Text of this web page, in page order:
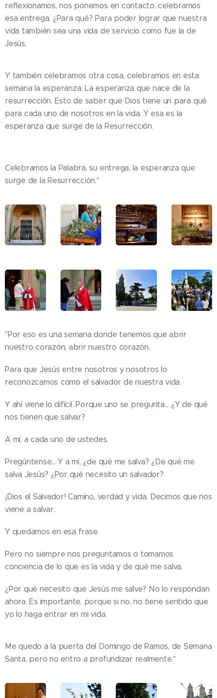
reflexionamos, nos ponemos en contacto, celebramos
esa entrega. ¿Para qué? Para poder lograr que nuestra
vida también sea una vida de servicio como fue la de
Jesús.
Y también celebramos otra cosa, celebramos en esta
semana la esperanza. La esperanza que nace de la
resurrección. Esto de saber que Dios tiene un para qué
para cada uno de nosotros en la vida. Y esa es la
esperanza que surge de la Resurrección.
Celebramos la Palabra, su entrega, la esperanza que
surge de la Resurrección."
"Por eso es una semana donde tenemos que abrir
nuestro corazón, abrir nuestro corazón.
Para que Jesús entre nosotros y nosotros lo
reconozcamos como el salvador de nuestra vida.
Y ahí viene lo difícil. Porque uno se pregunta... ¿Y de qué
nos tienen que salvar?
A mí, a cada uno de ustedes.
Pregúntense... Y a mí, ¿de qué me salva? ¿De qué me
salva Jesús? ¿Por qué necesito un salvador?
¡Dios el Salvador! Camino, verdad y vida. Decimos que nos
viene a salvar.
Y quedamos en esa frase.
Pero no siempre nos preguntamos o tomamos
conciencia de lo que es la vida y de qué me salva.
¿Por qué necesito que Jesús me salve? No lo respondan
ahora. Es importante, porque si no, no tiene sentido que
yo lo haga entrar en mi vida.
Me quedo a la puerta del Domingo de Ramos, de Semana
Santa, pero no entro a profundizar realmente."